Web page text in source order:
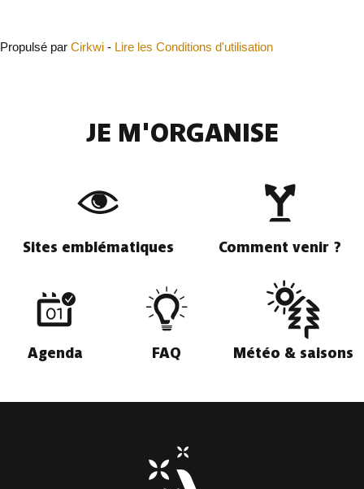
Propulsé par Cirkwi - Lire les Conditions d'utilisation
JE M'ORGANISE
Sites emblématiques Comment venir ?
Agenda FAQ Météo & saisons